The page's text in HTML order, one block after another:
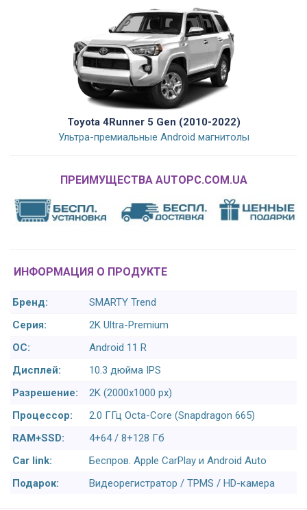
Toyota 4Runner 5 Gen (2010-2022)
Ультра-премиальные Android магнитолы
ПРЕИМУЩЕСТВА AUTOPC.COM.UA
ИНФОРМАЦИЯ О ПРОДУКТЕ
Бренд:
SMARTY Trend
Серия:
2K Ultra-Premium
ОС:
Android 11 R
Дисплей:
10.3 дюйма IPS
Разрешение:
2K (2000x1000 px)
Процессор:
2.0 ГГц Octa-Core (Snapdragon 665)
RAM+SSD:
4+64 / 8+128 Гб
Car link:
Беспров. Apple CarPlay и Android Auto
Подарок:
Видеорегистратор / TPMS / HD-камера